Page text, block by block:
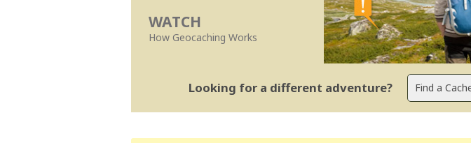
WATCH
How Geocaching Works
Looking for a different adventure?